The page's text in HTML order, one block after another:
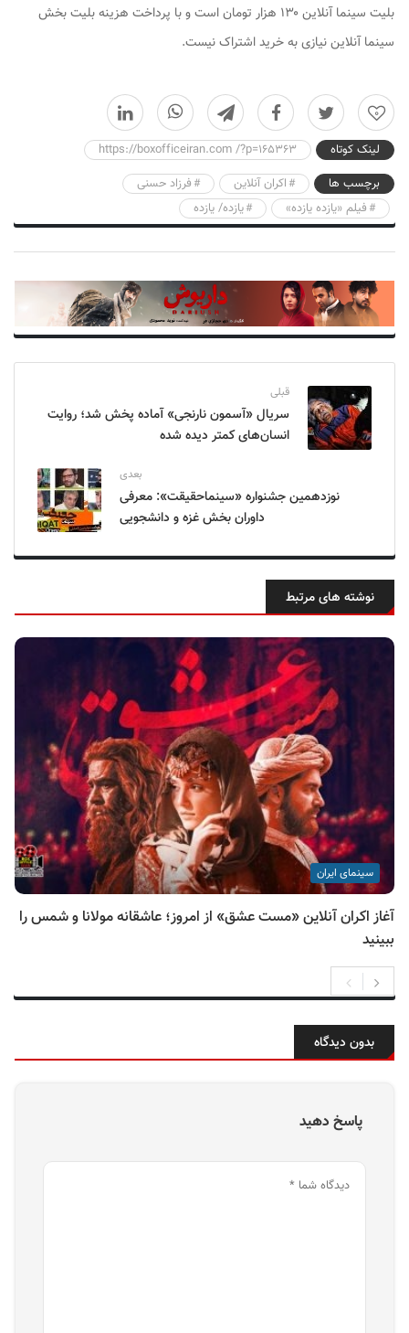
بلیت سینما آنلاین ۱۳۰ هزار تومان است و با پرداخت هزینه بلیت بخش
سینما آنلاین نیازی به خرید اشتراک نیست.
0
لینک کوتاه
https://boxofficeiran.com /?p=165363
برچسب ها
اکران آنلاین
فرزاد حسنی
فیلم «یازده یازده»
یازده/ یازده
قبلی
سریال «آسمون نارنجی» آماده پخش شد؛ روایت
انسان‌های کمتر دیده شده
بعدی
نوزدهمین جشنواره «سینماحقیقت»: معرفی
داوران بخش غزه و دانشجویی
نوشته های مرتبط
سینمای ایران
آغاز اکران آنلاین «مست عشق» از امروز؛ عاشقانه مولانا و شمس را
ببینید
بدون دیدگاه
پاسخ دهید